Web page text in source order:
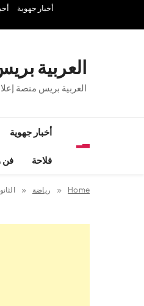
أخبار جهوية
العربية
العربية بريس منصة
أخبار جهوية
فلاحة فن
Home رياضة الثانوية